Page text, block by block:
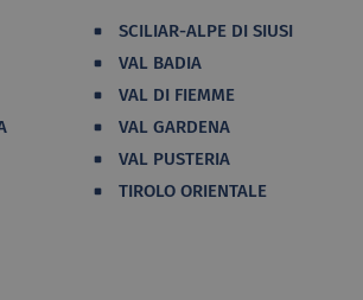
SCILIAR-ALPE DI SIUSI
VAL BADIA
VAL DI FIEMME
VAL GARDENA
VAL PUSTERIA
TIROLO ORIENTALE